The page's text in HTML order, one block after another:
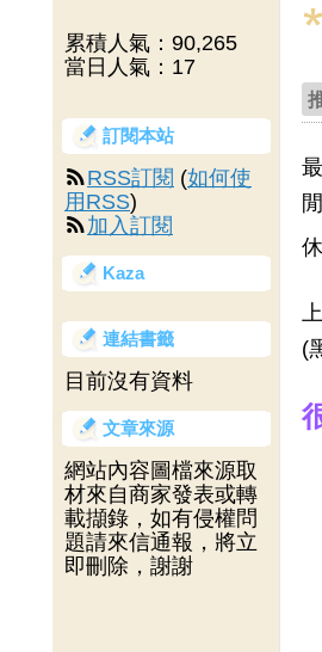
(
累積人氣： 90,265
當日人氣： 17
訂閱本站
RSS訂閱 (如何使
用RSS)
加入訂閱
Kaza
連結書籤
目前沒有資料
文章來源
網站內容圖檔來源取
材來自商家發表或轉
載擷錄，如有侵權問
題請來信通報，將立
即刪除，謝謝